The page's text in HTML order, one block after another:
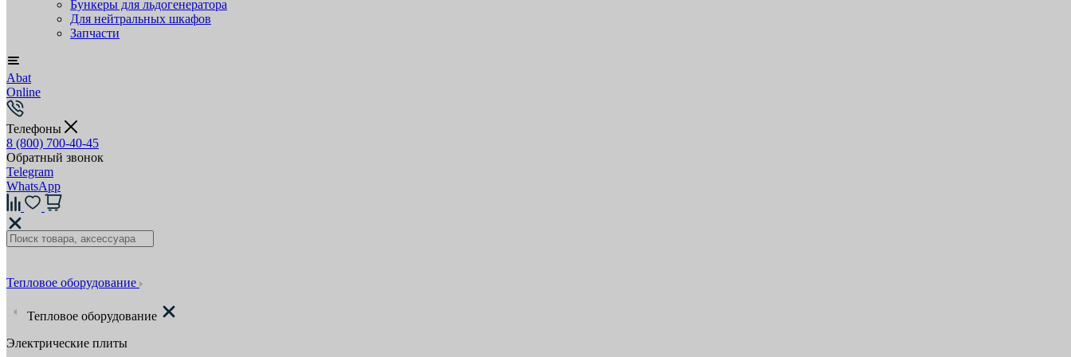
Бункеры для льдогенератора
Для нейтральных шкафов
Запчасти
Abat
Online
Телефоны
8 (800) 700-40-45
Обратный звонок
Telegram
WhatsApp
Тепловое оборудование
Тепловое оборудование
Электрические плиты